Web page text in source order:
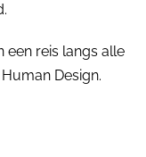
een reis langs alle
Design.